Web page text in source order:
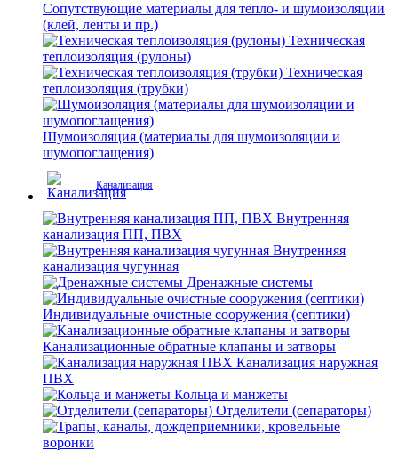
Сопутствующие материалы для тепло- и шумоизоляции
(клей, ленты и пр.)
Техническая
теплоизоляция (рулоны)
Техническая
теплоизоляция (трубки)
Шумоизоляция (материалы для шумоизоляции и
шумопоглащения)
Канализация
Внутренняя
канализация ПП, ПВХ
Внутренняя
канализация чугунная
Дренажные системы
Индивидуальные очистные сооружения (септики)
Канализационные обратные клапаны и затворы
Канализация наружная
ПВХ
Кольца и манжеты
Отделители (сепараторы)